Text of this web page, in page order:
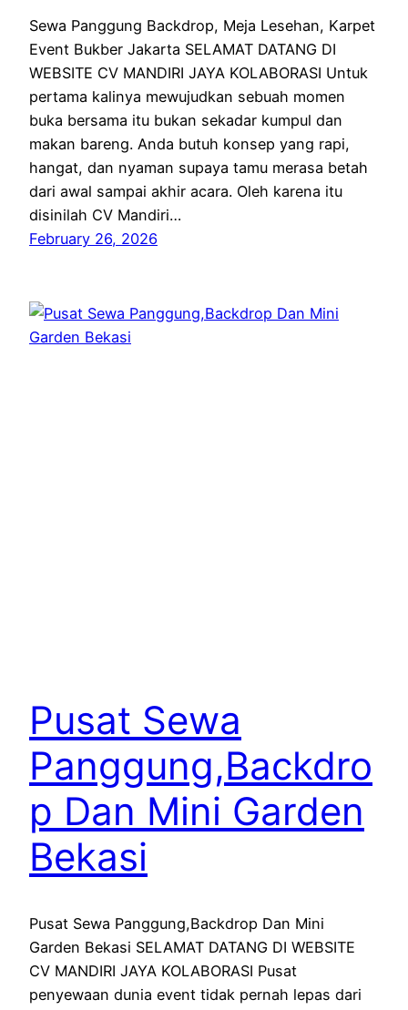
Sewa Panggung Backdrop, Meja Lesehan, Karpet
Event Bukber Jakarta SELAMAT DATANG DI
WEBSITE CV MANDIRI JAYA KOLABORASI Untuk
pertama kalinya mewujudkan sebuah momen
buka bersama itu bukan sekadar kumpul dan
makan bareng. Anda butuh konsep yang rapi,
hangat, dan nyaman supaya tamu merasa betah
dari awal sampai akhir acara. Oleh karena itu
disinilah CV Mandiri…
February 26, 2026
Pusat Sewa
Panggung,Backdro
p Dan Mini Garden
Bekasi
Pusat Sewa Panggung,Backdrop Dan Mini
Garden Bekasi SELAMAT DATANG DI WEBSITE
CV MANDIRI JAYA KOLABORASI Pusat
penyewaan dunia event tidak pernah lepas dari